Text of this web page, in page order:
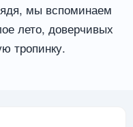
мы вспоминаем
лето, доверчивых
тропинку.